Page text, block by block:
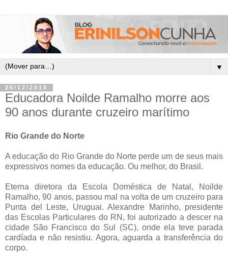
▼
26/12/2010
Educadora Noilde Ramalho morre aos
90 anos durante cruzeiro marítimo
Rio Grande do Norte
A educação do Rio Grande do Norte perde um de seus mais
expressivos nomes da educação. Ou melhor, do Brasil.
Eterna diretora da Escola Doméstica de Natal, Noilde
Ramalho, 90 anos, passou mal na volta de um cruzeiro para
Punta del Leste, Uruguai. Alexandre Marinho, presidente
das Escolas Particulares do RN, foi autorizado a descer na
cidade São Francisco do Sul (SC), onde ela teve parada
cardíada e não resistiu. Agora, aguarda a transferência do
corpo.